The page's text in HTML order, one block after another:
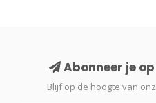
Abonneer je
Blijf op de hoogte van